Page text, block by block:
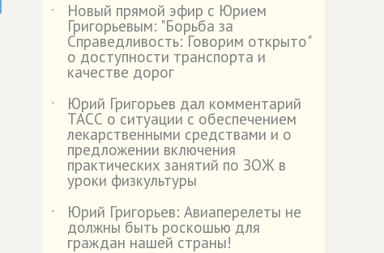
˙ Новый прямой эфир с Юрием
Григорьевым: "Борьба за
Справедливость: Говорим открыто"
о доступности транспорта и
качестве дорог
˙
Юрий Григорьев дал комментарий
ТАСС о ситуации с обеспечением
лекарственными средствами и о
предложении включения
практических занятий по ЗОЖ в
уроки физкультуры
˙
Юрий Григорьев: Авиаперелеты не
должны быть роскошью для
граждан нашей страны!